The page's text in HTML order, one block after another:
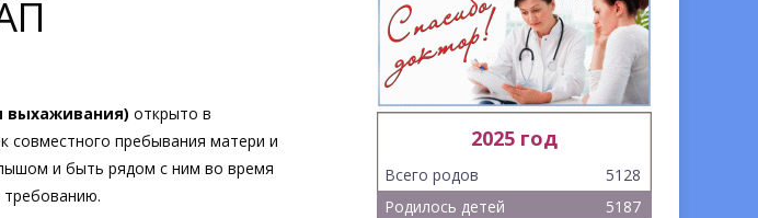
выхаживания) открыто в
совместного пребывания матери и
и быть рядом с ним во время
2025 год
Всего родов
5128
Родилось детей
5187